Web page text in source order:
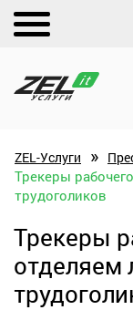
ZEL-Услуги »
Трекеры
трудоголиков
Трекеры
отделяем